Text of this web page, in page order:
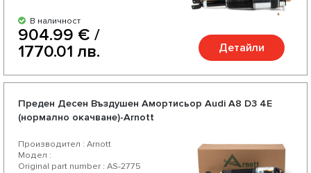
В наличност
904.99 € /
1770.01 лв.
Детайли
Преден Десен Въздушен Амортисьор Audi A8 D3 4E
(нормално окачване)-Arnott
Производител : Arnott
Модел :
Original part number : AS-2775